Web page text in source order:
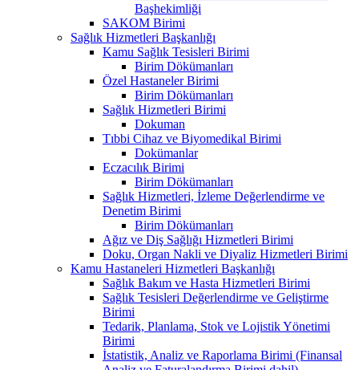
Başhekimliği
SAKOM Birimi
Sağlık Hizmetleri Başkanlığı
Kamu Sağlık Tesisleri Birimi
Birim Dökümanları
Özel Hastaneler Birimi
Birim Dökümanları
Sağlık Hizmetleri Birimi
Dokuman
Tıbbi Cihaz ve Biyomedikal Birimi
Dokümanlar
Eczacılık Birimi
Birim Dökümanları
Sağlık Hizmetleri, İzleme Değerlendirme ve
Denetim Birimi
Birim Dökümanları
Ağız ve Diş Sağlığı Hizmetleri Birimi
Doku, Organ Nakli ve Diyaliz Hizmetleri Birimi
Kamu Hastaneleri Hizmetleri Başkanlığı
Sağlık Bakım ve Hasta Hizmetleri Birimi
Sağlık Tesisleri Değerlendirme ve Geliştirme
Birimi
Tedarik, Planlama, Stok ve Lojistik Yönetimi
Birimi
İstatistik, Analiz ve Raporlama Birimi (Finansal